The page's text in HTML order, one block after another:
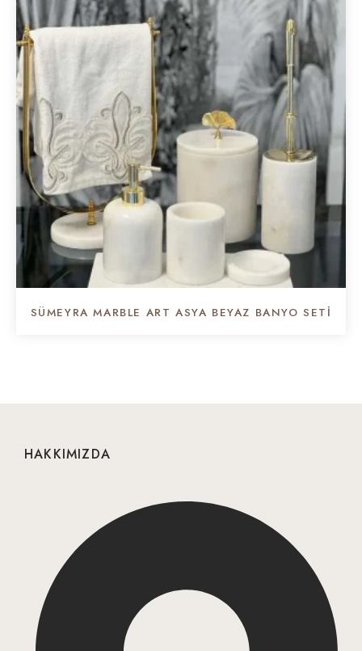
SÜMEYRA MARBLE ART ASYA BEYAZ BANYO SETI
HAKKIMIZDA